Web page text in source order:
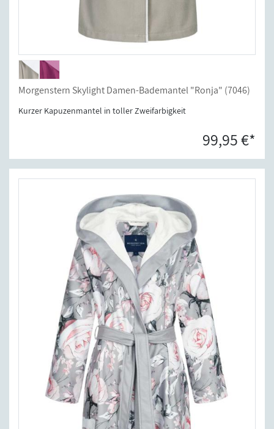
Morgenstern Skylight Damen-Bademantel "Ronja" (7046)
Kurzer Kapuzenmantel in toller Zweifarbigkeit
99,95 €*